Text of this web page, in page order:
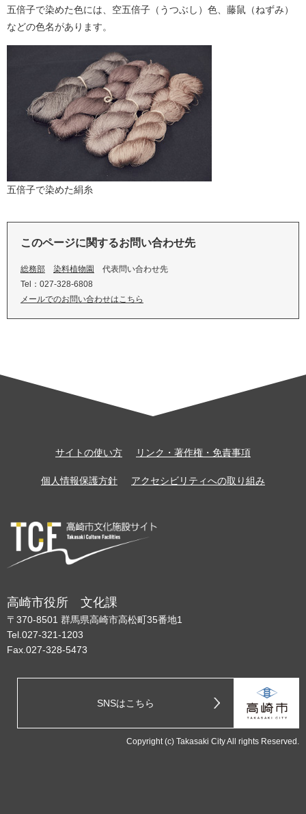
五倍子で染めた色には、空五倍子（うつぶし）色、藤鼠（ねずみ）
などの色名があります。
五倍子で染めた絹糸
このページに関するお問い合わせ先
総務部 染料植物園
代表問い合わせ先
Tel：027-328-6808
メールでのお問い合わせはこちら
サイトの使い方 リンク・著作権・免責事項
個人情報保護方針 アクセシビリティへの取り組み
高崎市役所 文化課
〒370-8501 群馬県高崎市高松町35番地1
Tel.027-321-1203
Fax.027-328-5473
SNSはこちら
Copyright (c) Takasaki City All rights Reserved.